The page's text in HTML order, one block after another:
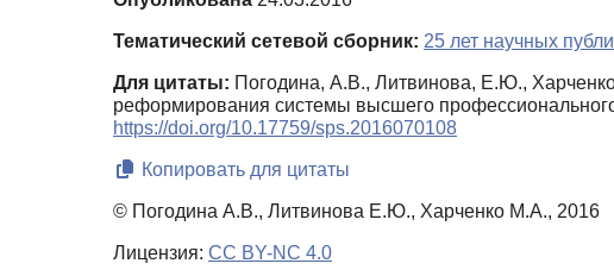
Тематический сетевой сборник: 25 лет научных
Для цитаты: Погодина, А.В., Литвинова, Е.Ю.,
реформирования системы высшего
https://doi.org/10.17759/sps.2016070108
Копировать для цитаты
© Погодина А.В., Литвинова Е.Ю., Харченко М.А., 2016
Лицензия: CC BY-NC 4.0